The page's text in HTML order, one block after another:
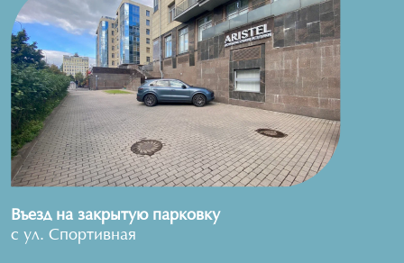
Въезд на закрытую парковку
с ул. Спортивная